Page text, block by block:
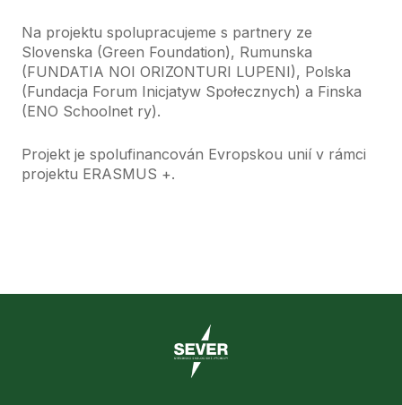
Na projektu spolupracujeme s partnery ze
Slovenska (Green Foundation), Rumunska
(FUNDATIA NOI ORIZONTURI LUPENI), Polska
(Fundacja Forum Inicjatyw Społecznych) a Finska
(ENO Schoolnet ry).
Projekt je spolufinancován Evropskou unií v rámci
projektu ERASMUS +.